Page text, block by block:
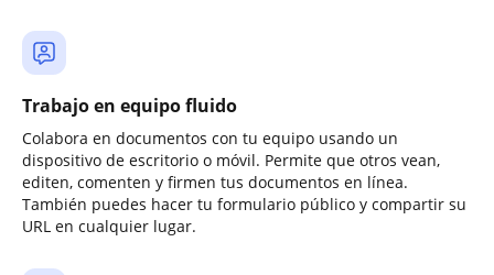
Trabajo en equipo fluido
Colabora en documentos con tu equipo usando un
dispositivo de escritorio o móvil. Permite que otros vean,
editen, comenten y firmen tus documentos en línea.
También puedes hacer tu formulario público y compartir su
URL en cualquier lugar.